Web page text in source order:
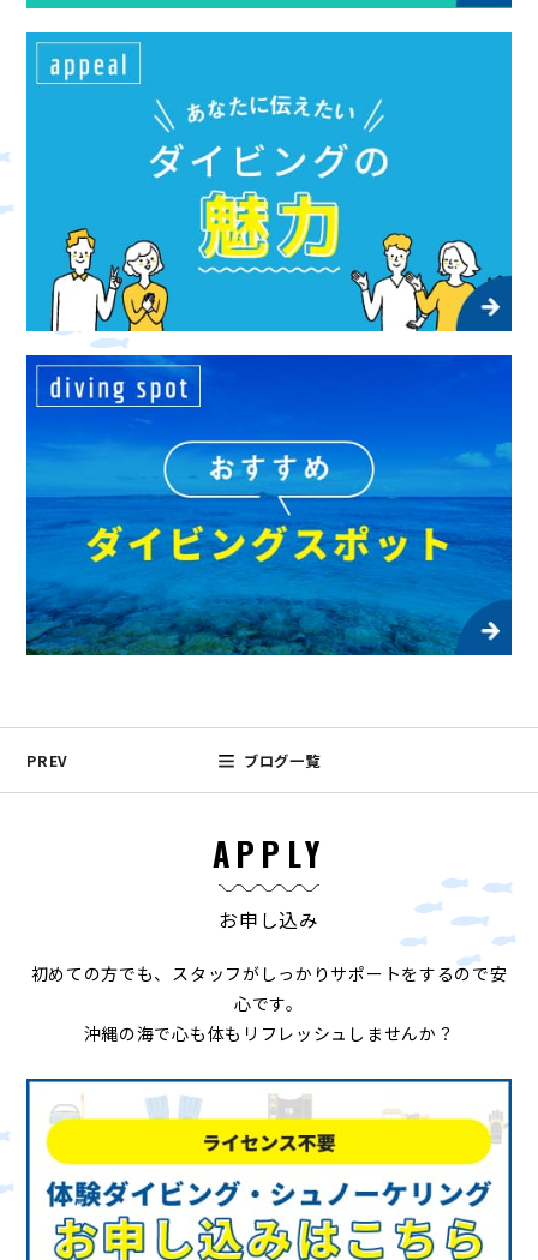
PREV ブログ一覧
APPLY
お申し込み
初めての方でも、スタッフがしっかりサポートをするので安
心です。
沖縄の海で心も体もリフレッシュしませんか？